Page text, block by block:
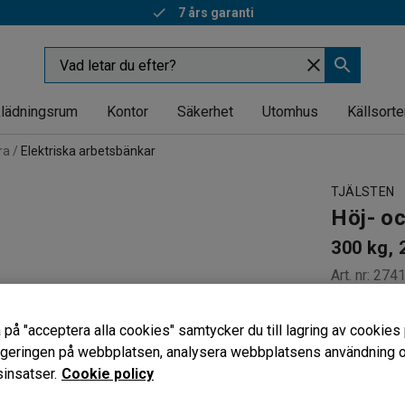
7 års garanti
Kontor Säkerhet Utomhus
Elektriska arbetsbänkar
TJÄLSTEN
Höj-
300 kg,
Art. nr:
Eldriven
Stabil
Reptålig
på "acceptera alla cookies" samtycker du till lagring av
på webbplatsen, analysera webbplatsens användning
Cookie policy